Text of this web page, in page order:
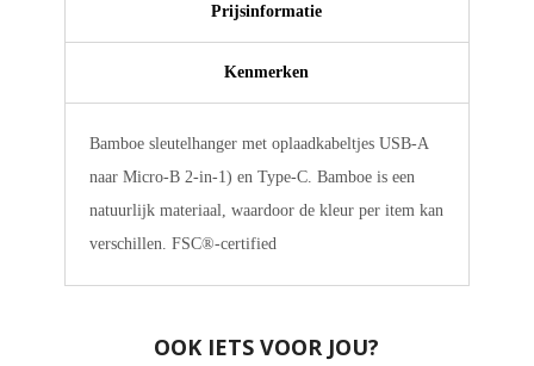
Prijsinformatie
Kenmerken
Bamboe sleutelhanger met oplaadkabeltjes USB-A
naar Micro-B 2-in-1) en Type-C. Bamboe is een
natuurlijk materiaal, waardoor de kleur per item kan
verschillen. FSC®-certified
OOK IETS VOOR JOU?